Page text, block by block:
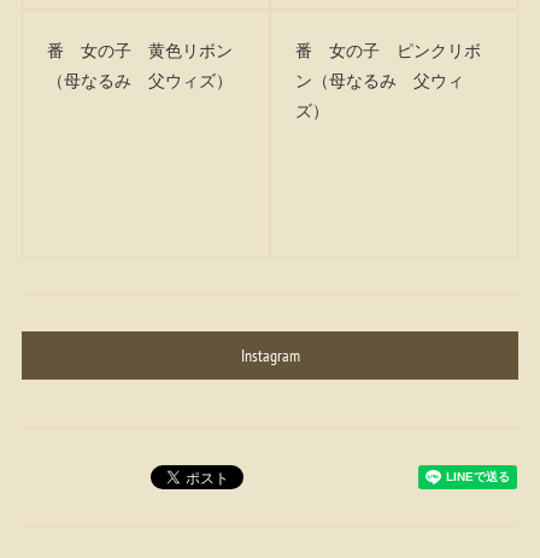
番 女の子 黄色リボン
（母なるみ 父ウィズ）
番 女の子 ピンクリボ
ン（母なるみ 父ウィ
ズ）
Instagram